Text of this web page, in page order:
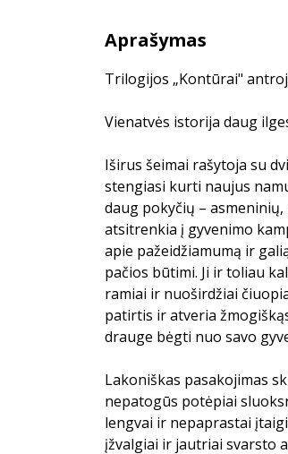
Aprašymas
Trilogijos „Kontūrai"
Vienatvės istorija daug
Iširus šeimai rašytoja su
stengiasi kurti naujus
daug pokyčių –
atsitrenkia į gyvenimo
apie pažeidžiamumą ir
pačios būtimi. Ji ir toliau
ramiai ir nuoširdžiai
patirtis ir atveria
drauge bėgti nuo savo
Lakoniškas pasakojimas
nepatogūs potėpiai
lengvai ir nepaprastai
įžvalgiai ir jautriai svarsto